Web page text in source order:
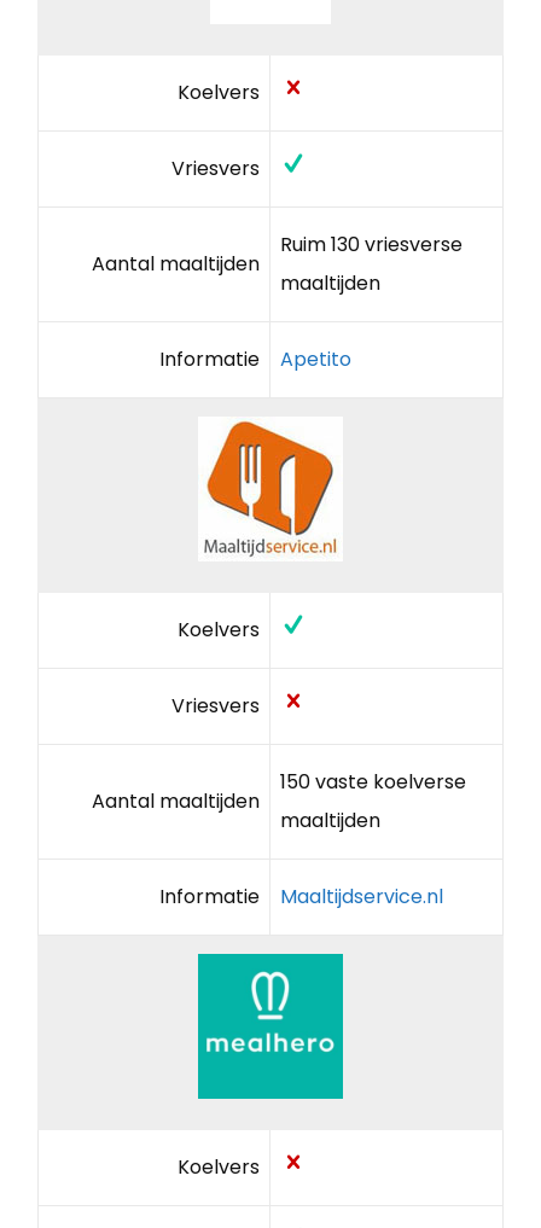
Koelvers
Vriesvers
Aantal maaltijden
Ruim 130 vriesverse
maaltijden
Informatie Apetito
Koelvers
Vriesvers
Aantal maaltijden
150 vaste koelverse
maaltijden
Informatie Maaltijdservice.nl
Koelvers